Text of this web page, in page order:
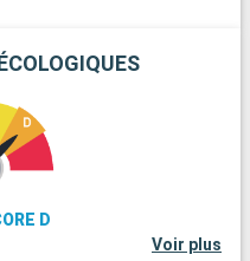
D
Voir plus